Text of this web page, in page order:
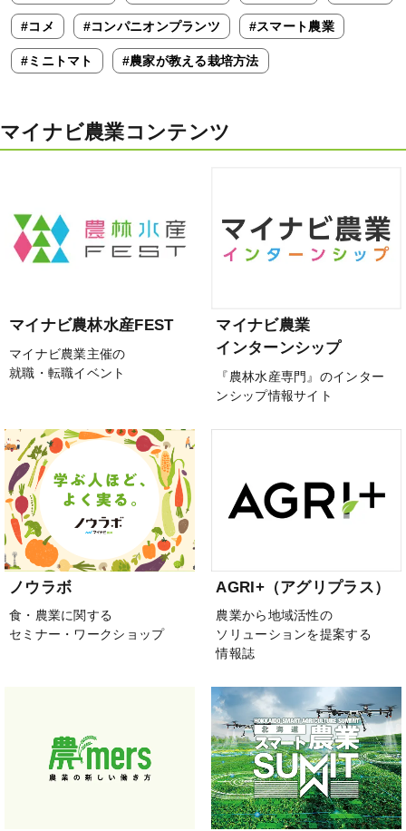
#コメ #コンパニオンプランツ #スマート農業
#ミニトマト #農家が教える栽培方法
マイナビ農業コンテンツ
マイナビ農林水産FEST
マイナビ農業主催の
就職・転職イベント
マイナビ農業
インターンシップ
『農林水産専門』のインター
ンシップ情報サイト
ノウラボ
食・農業に関する
セミナー・ワークショップ
AGRI+（アグリプラス）
農業から地域活性の
ソリューションを提案する
情報誌